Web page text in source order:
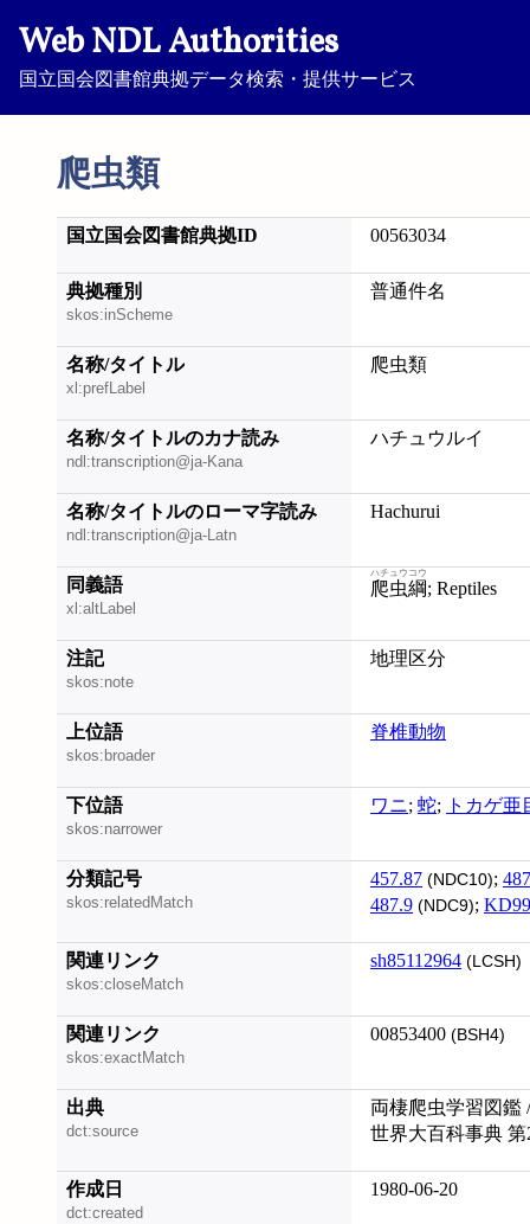
Web NDL Authorities
国立国会図書館典拠データ検索・提供サービス
爬虫類
国立国会図書館典拠ID 00563034
典拠種別
skos:inScheme
普通件名
名称/タイトル
xl:prefLabel
爬虫類
名称/タイトルのカナ読み
ndl:transcription@ja-Kana
ハチュウルイ
名称/タイトルのローマ字読み
ndl:transcription@ja-Latn
Hachurui
同義語
xl:altLabel
爬虫綱
ハチュウコウ
; Reptiles
注記
skos:note
地理区分
上位語
skos:broader
脊椎動物
下位語
skos:narrower
ワニ; 蛇; トカゲ亜
分類記号
skos:relatedMatch
457.87 (NDC10);
487.9 (NDC9);
関連リンク
skos:closeMatch
sh85112964 (LCSH)
関連リンク
skos:exactMatch
00853400 (BSH4)
出典
dct:source
両棲爬虫学習図鑑
世界大百科事典 第
作成日
dct:created
1980-06-20